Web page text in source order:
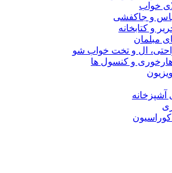
خواب
و جاکفشی
و کتابخانه
مبلمان
ال و تخت خواب شو
و کنسول ها
آشپزخانه